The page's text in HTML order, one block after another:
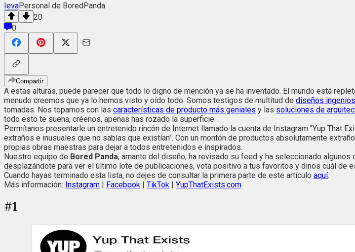
IevaPersonal de BoredPanda
20
0
Compartir
A estas alturas, puede parecer que todo lo digno de mención ya se ha inventado. El mundo está
menudo creemos que ya lo hemos visto y oído todo. Somos testigos de multitud de diseños
tomadas. Nos topamos con las características de producto más geniales y las soluciones de
todo esto te suena, créenos, apenas has rozado la superficie.
Permítanos presentarle un entretenido rincón de Internet llamado la cuenta de Instagram "Yup
extraños e inusuales que no sabías que existían". Con un montón de productos absolutamente
propias obras maestras para dejar a todos entretenidos e inspirados.
Nuestro equipo de Bored Panda, amante del diseño, ha revisado su feed y ha seleccionado
desplazándote para ver el último lote de publicaciones, vota positivo a tus favoritos y dinos cuál de
Cuando hayas terminado esta lista, no dejes de consultar la primera parte de este artículo aquí.
Más información: Instagram | Facebook | TikTok | YupThatExists.com
#1